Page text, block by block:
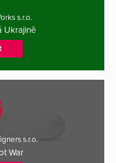
s.r.o.
Ukrajině
s.r.o.
War